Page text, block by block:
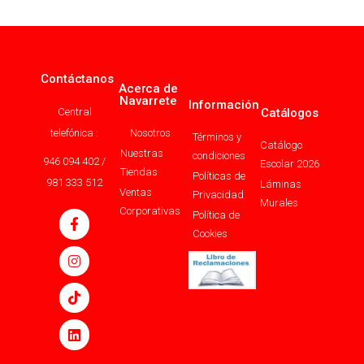
Contáctanos
Central
telefónica :
946 094 402 /
981 333 512
Acerca de
Navarrete
Nosotros
Nuestras
Tiendas
Ventas
Corporativas
Información
Términos y
condiciones
Políticas de
Privacidad
Política de
Cookies
Catálogos
Catálogo
Escolar 2026
Láminas
Murales